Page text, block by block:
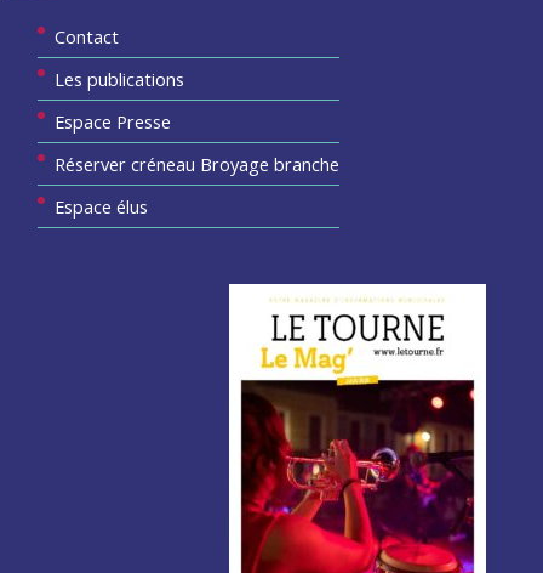
Contact
Les publications
Espace Presse
Réserver créneau Broyage branche
Espace élus